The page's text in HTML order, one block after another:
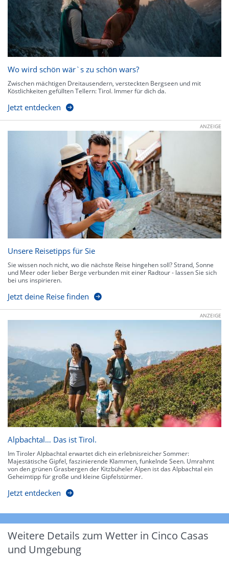
Wo wird schön wär`s zu schön wars?
Zwischen mächtigen Dreitausendern, versteckten Bergseen und mit
Köstlichkeiten gefüllten Tellern: Tirol. Immer für dich da.
Jetzt entdecken
ANZEIGE
Unsere Reisetipps für Sie
Sie wissen noch nicht, wo die nächste Reise hingehen soll? Strand, Sonne
und Meer oder lieber Berge verbunden mit einer Radtour - lassen Sie sich
bei uns inspirieren.
Jetzt deine Reise finden
ANZEIGE
Alpbachtal… Das ist Tirol.
Im Tiroler Alpbachtal erwartet dich ein erlebnisreicher Sommer:
Majestätische Gipfel, faszinierende Klammen, funkelnde Seen. Umrahmt
von den grünen Grasbergen der Kitzbüheler Alpen ist das Alpbachtal ein
Geheimtipp für große und kleine Gipfelstürmer.
Jetzt entdecken
Weitere Details zum Wetter in Cinco Casas
und Umgebung